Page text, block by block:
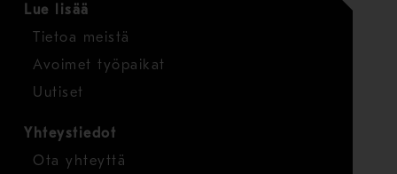
Lue lisää
Tietoa meistä
Avoimet työpaikat
Uutiset
Yhteystiedot
Ota yhteyttä